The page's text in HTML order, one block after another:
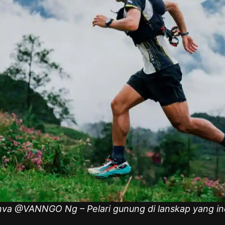
@VANNGO Ng – Pelari gunung di lanskap yang